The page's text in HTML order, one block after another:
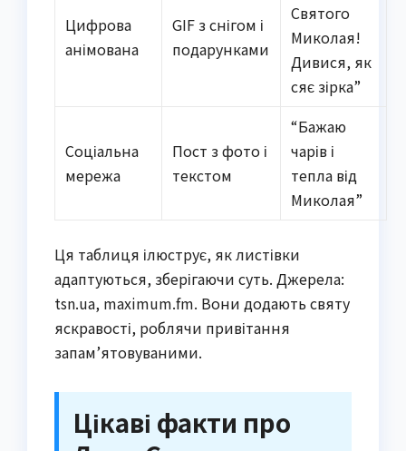
Цифрова
анімована
GIF з снігом і
подарунками
Святого
Миколая!
Дивися, як
сяє зірка”
Соціальна
мережа
Пост з фото і
текстом
“Бажаю
чарів і
тепла від
Миколая”
Ця таблиця ілюструє, як листівки
адаптуються, зберігаючи суть. Джерела:
tsn.ua, maximum.fm. Вони додають святу
яскравості, роблячи привітання
запам’ятовуваними.
Цікаві факти про